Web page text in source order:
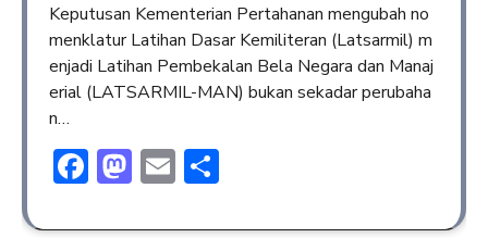
Keputusan Kementerian Pertahanan mengubah no
menklatur Latihan Dasar Kemiliteran (Latsarmil) m
enjadi Latihan Pembekalan Bela Negara dan Manaj
erial (LATSARMIL-MAN) bukan sekadar perubaha
n…
Facebook
Mastodon
Email